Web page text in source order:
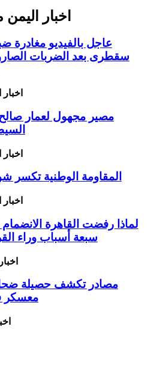
اخبار
عاجل بالفيديو مغادرة
سقطرى بعد الضربات
مصير مجهول لعمار
المقاومة الوطنية تكسر
لماذا رفضت القاهرة
سبعة أسباب وراء
مصادر تكشف حصيلة
معسكر